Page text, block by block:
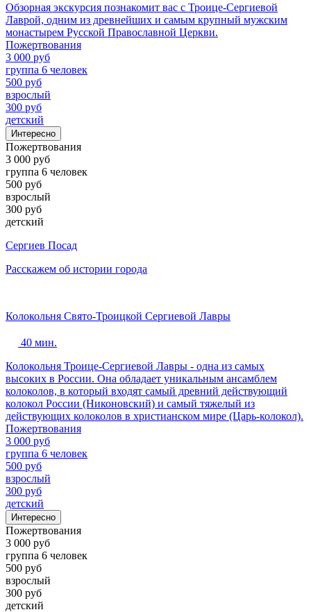
Обзорная экскурсия познакомит вас с Троице-Сергиевой
Лаврой, одним из древнейших и самым крупный мужским
монастырем Русской Православной Церкви.
Пожертвования
3 000 руб
группа 6 человек
500 руб
взрослый
300 руб
детский
Интересно
Пожертвования
3 000 руб
группа 6 человек
500 руб
взрослый
300 руб
детский
Сергиев Посад
Расскажем об истории города
Колокольня Свято-Троицкой Сергиевой Лавры
40 мин.
Колокольня Троице-Сергиевой Лавры - одна из самых
высоких в России. Она обладает уникальным ансамблем
колоколов, в который входят самый древний действующий
колокол России (Никоновский) и самый тяжелый из
действующих колоколов в христианском мире (Царь-колокол).
Пожертвования
3 000 руб
группа 6 человек
500 руб
взрослый
300 руб
детский
Интересно
Пожертвования
3 000 руб
группа 6 человек
500 руб
взрослый
300 руб
детский